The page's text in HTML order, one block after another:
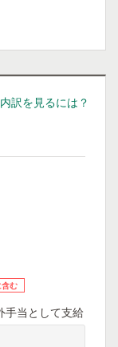
内訳を見るには？
む
手当として支給